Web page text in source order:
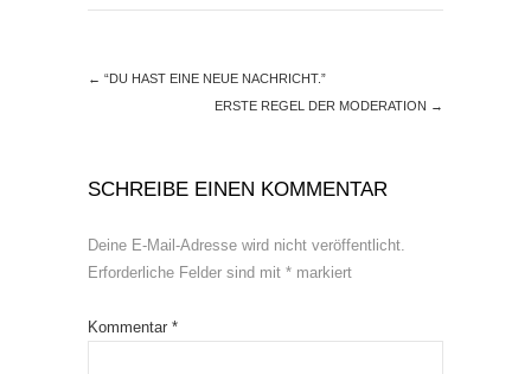
← “DU HAST EINE NEUE NACHRICHT.”
ERSTE REGEL DER MODERATION →
SCHREIBE EINEN KOMMENTAR
Deine E-Mail-Adresse wird nicht veröffentlicht.
Erforderliche Felder sind mit * markiert
Kommentar *